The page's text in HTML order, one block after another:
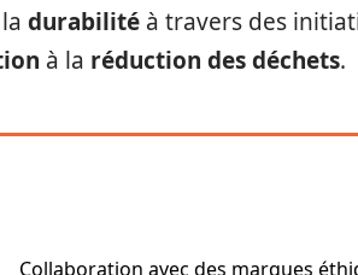
durabilité à travers des
à la réduction des déchets.
Collaboration avec des marques